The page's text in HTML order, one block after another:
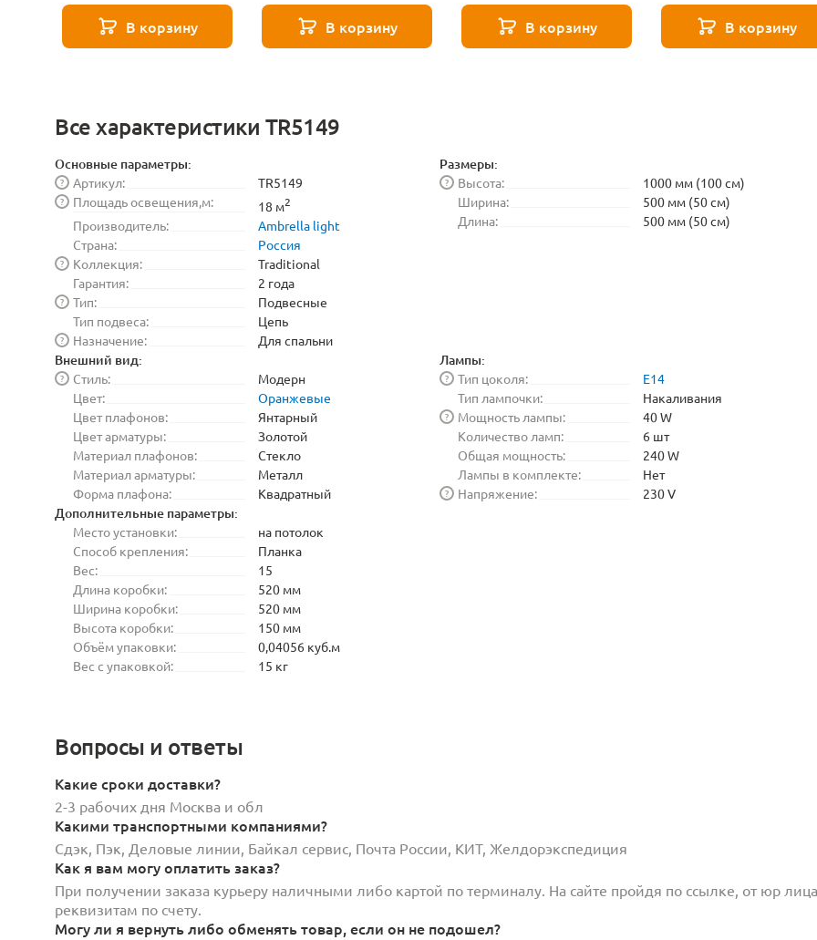
271 8585В корзину В корзину В корзину
Elektrostandard
BLE1448
В корзину
Все характеристики TR5149
Основные параметры:
Артикул:
?
TR5149
Площадь освещения,м:
? 18 м2
Производитель:
Ambrella light
Страна:
Россия
Коллекция:
?
Traditional
Гарантия:
2 года
Тип:
?
Подвесные
Тип подвеса:
Цепь
Назначение:
? Для спальни
Размеры:
Высота:
?
1000 мм (100 см)
Ширина:
500 мм (50 см)
Длина:
500 мм (50 см)
Внешний вид:
Стиль:
?
Модерн
Цвет:
Оранжевые
Цвет плафонов:
Янтарный
Цвет арматуры:
Золотой
Материал плафонов:
Стекло
Материал арматуры:
Металл
Форма плафона:
Квадратный
Лампы:
Тип цоколя:
?
E14
Тип лампочки:
Накаливания
Мощность лампы:
?
40 W
Количество ламп:
6 шт
Общая мощность:
240 W
Лампы в комплекте:
Нет
Напряжение:
? 230 V
Дополнительные параметры:
Место установки:
на потолок
Способ крепления:
Планка
Вес:
15
Длина коробки:
520 мм
Ширина коробки:
520 мм
Высота коробки:
150 мм
Объём упаковки:
0,04056 куб.м
Вес с упаковкой:
15 кг
Вопросы и ответы
Какие сроки доставки?
2-3 рабочих дня Москва и обл
Какими транспортными компаниями?
Сдэк, Пэк, Деловые линии, Байкал сервис, Почта России, КИТ, Желдорэкспедиция
Как я вам могу оплатить заказ?
При получении заказа курьеру наличными либо картой по терминалу. На сайте пройдя по ссылке, от юр
реквизитам по счету.
Могу ли я вернуть либо обменять товар, если он не подошел?